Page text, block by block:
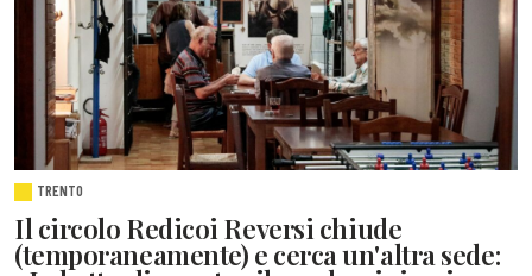
TRENTO
Il circolo Redicoi Reversi chiude
(temporaneamente) e cerca un'altra sede: